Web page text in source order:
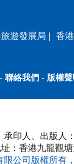
遊發展局 香
- 聯絡我們 - 版權聲
承印人、出版人
：香港九龍觀
限公司版權所有